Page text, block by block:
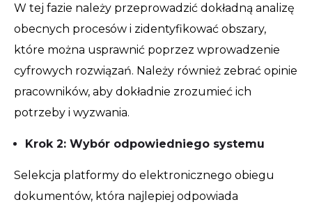
W tej fazie należy przeprowadzić dokładną analizę
obecnych procesów i zidentyfikować obszary,
które można usprawnić poprzez wprowadzenie
cyfrowych rozwiązań. Należy również zebrać opinie
pracowników, aby dokładnie zrozumieć ich
potrzeby i wyzwania.
Krok 2: Wybór odpowiedniego systemu
Selekcja platformy do elektronicznego obiegu
dokumentów, która najlepiej odpowiada